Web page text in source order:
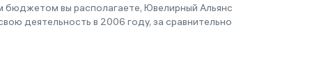
бюджетом вы располагаете, Ювелирный Альянс
деятельность в 2006 году, за сравнительно